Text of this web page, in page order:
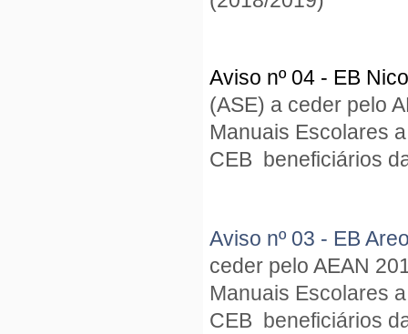
Aviso nº 04 - EB
(ASE) a ceder pelo
Manuais Escolares
CEB beneficiários
Aviso nº 03 - EB
ceder pelo AEAN
Manuais Escolares
CEB beneficiários